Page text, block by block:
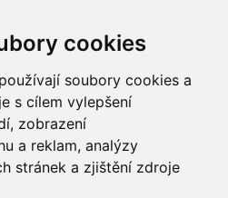
cookies
soubory cookies a
s cílem vylepšení
zobrazení
a reklam, analýzy
stránek a zjištění zdroje